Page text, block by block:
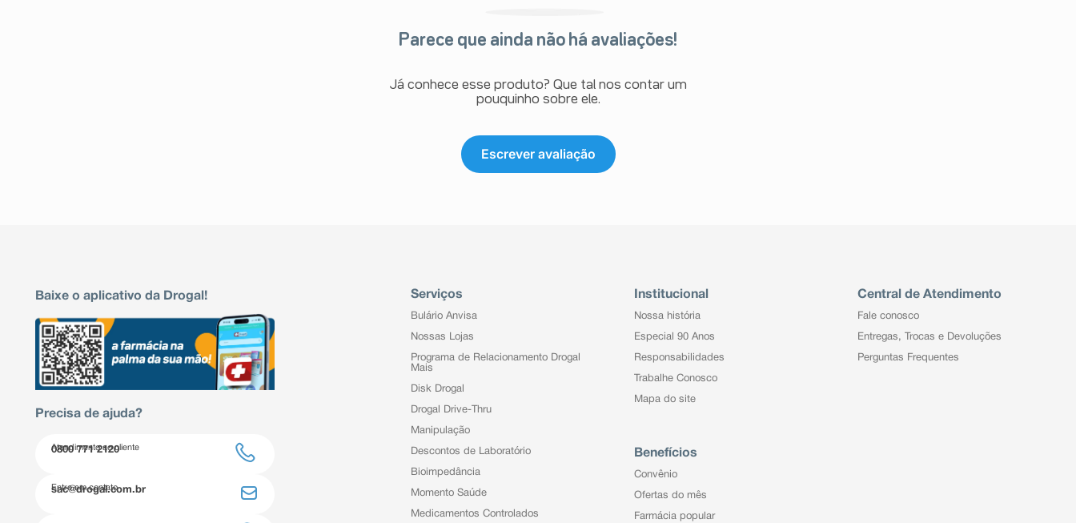
Parece que ainda não há avaliações!
Já conhece esse produto? Que tal nos contar um
pouquinho sobre ele.
Escrever avaliação
Baixe o aplicativo da Drogal!
Precisa de ajuda?
Atendimento ao cliente
0800 771 2120
Entre em contato
sac@drogal.com.br
Serviços
Bulário Anvisa
Nossas Lojas
Programa de Relacionamento Drogal
Mais
Disk Drogal
Drogal Drive-Thru
Manipulação
Descontos de Laboratório
Bioimpedância
Momento Saúde
Medicamentos Controlados
Institucional
Nossa história
Especial 90 Anos
Responsabilidades
Trabalhe Conosco
Mapa do site
Benefícios
Convênio
Ofertas do mês
Farmácia popular
Central de Atendimento
Fale conosco
Entregas, Trocas e Devoluções
Perguntas Frequentes